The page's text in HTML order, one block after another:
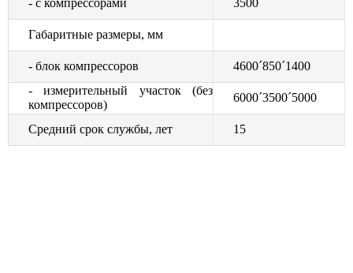
- с компрессорами 3500
Габаритные размеры, мм
- блок компрессоров
4600´850´1400
- измерительный участок (без
компрессоров)
6000´3500´5000
Средний срок службы, лет 15